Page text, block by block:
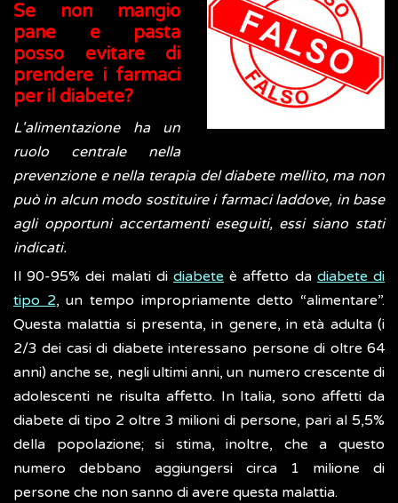
Se non mangio
pane e pasta
posso evitare di
prendere i farmaci
per il diabete?
L'alimentazione ha un
ruolo centrale nella
prevenzione e nella terapia del diabete mellito, ma non
può in alcun modo sostituire i farmaci laddove, in base
agli opportuni accertamenti eseguiti, essi siano stati
indicati.
Il 90-95% dei malati di diabete è affetto da diabete di
tipo 2, un tempo impropriamente detto “alimentare”.
Questa malattia si presenta, in genere, in età adulta (i
2/3 dei casi di diabete interessano persone di oltre 64
anni) anche se, negli ultimi anni, un numero crescente di
adolescenti ne risulta affetto. In Italia, sono affetti da
diabete di tipo 2 oltre 3 milioni di persone, pari al 5,5%
della popolazione; si stima, inoltre, che a questo
numero debbano aggiungersi circa 1 milione di
persone che non sanno di avere questa malattia.